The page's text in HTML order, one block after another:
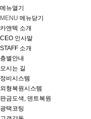
메뉴열기
MENU 메뉴닫기
카앤텍 소개
CEO 인사말
STAFF 소개
층별안내
오시는 길
정비시스템
외형복원시스템
판금도색, 덴트복원
광택코팅